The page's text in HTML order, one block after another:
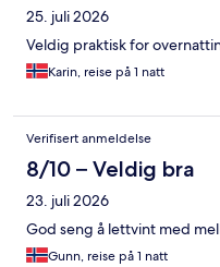
25. juli 2026
Veldig praktisk for
Karin, reise på 1 natt
Verifisert anmeldelse
8/10 – Veldig bra
23. juli 2026
God seng å lettvint med
Gunn, reise på 1 natt